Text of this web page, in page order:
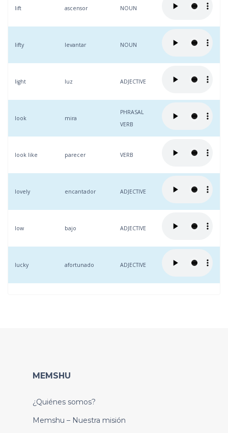
lift ascensor NOUN
lifty levantar NOUN
light luz ADJECTIVE
look mira
PHRASAL
VERB
look like parecer VERB
lovely encantador ADJECTIVE
low bajo ADJECTIVE
lucky afortunado ADJECTIVE
MEMSHU
¿Quiénes somos?
Memshu – Nuestra misión